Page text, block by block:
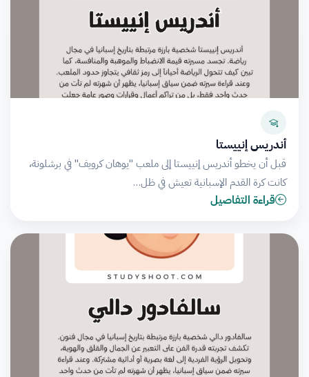
أندريس إنييستا
قبل أن يخطو أندريس إنييستا إلى ملعب "يوهان كرويف" في برشلونة،
كانت كرة القدم الإسبانية تعيش في ظل…
قراءة التفاصيل